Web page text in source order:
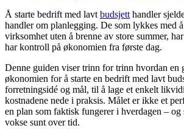
Å starte bedrift med lavt budsjett handler
handler om planlegging. De som lykkes med
virksomhet uten å brenne av store summer,
har kontroll på økonomien fra første dag.
Denne guiden viser trinn for trinn hvordan en
økonomien for å starte en bedrift med lavt
forretningsidé og mål, til å lage et enkelt
kostnadene nede i praksis. Målet er ikke et
en plan som faktisk fungerer i hverdagen –
vokse sunt over tid.